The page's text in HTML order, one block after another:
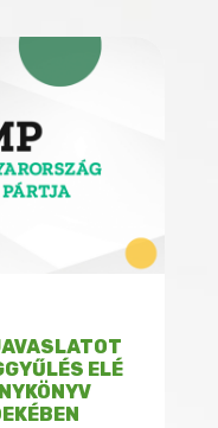
ELÉ